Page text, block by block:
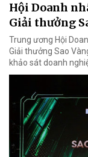
Hội Doanh
Giải thưởng
Trung ương Hội
Giải thưởng Sao
khảo sát doanh